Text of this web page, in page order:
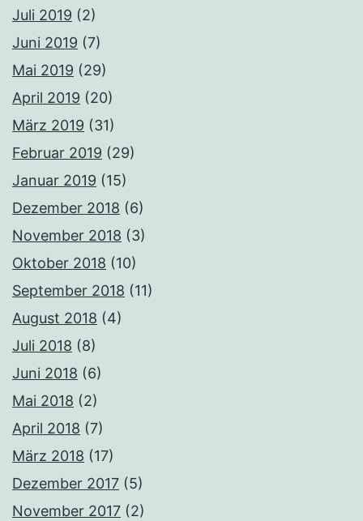
Juli 2019 (2)
Juni 2019 (7)
Mai 2019 (29)
April 2019 (20)
März 2019 (31)
Februar 2019 (29)
Januar 2019 (15)
Dezember 2018 (6)
November 2018 (3)
Oktober 2018 (10)
September 2018 (11)
August 2018 (4)
Juli 2018 (8)
Juni 2018 (6)
Mai 2018 (2)
April 2018 (7)
März 2018 (17)
Dezember 2017 (5)
November 2017 (2)